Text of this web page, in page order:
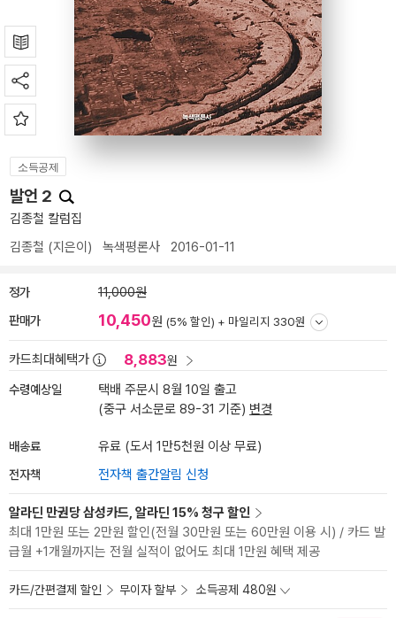
소득공제
발언 2
김종철 칼럼집
김종철 (지은이) 녹색평론사 2016-01-11
정가 11,000원
판매가 10,450원 (5% 할인) + 마일리지 330원
카드최대혜택가 8,883원
수령예상일
택배 주문시 8월 10일 출고
(중구 서소문로 89-31 기준) 변경
배송료 유료 (도서 1만5천원 이상 무료)
전자책 전자책 출간알림 신청
알라딘 만권당 삼성카드, 알라딘 15% 청구 할인
최대 1만원 또는 2만원 할인(전월 30만원 또는 60만원 이용 시) / 카드 발
급월 +1개월까지는 전월 실적이 없어도 최대 1만원 혜택 제공
카드/간편결제 할인 무이자 할부 소득공제 480원